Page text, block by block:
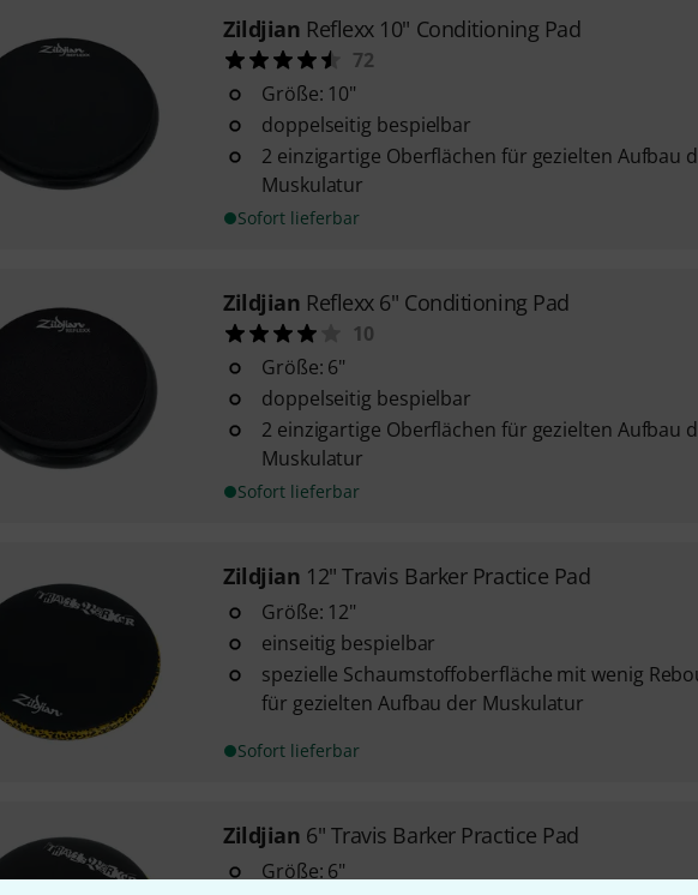
Zildjian Reflexx 10" Conditioning Pad
72
Größe: 10"
doppelseitig bespielbar
2 einzigartige Oberflächen für gezielten Aufbau
Muskulatur
Sofort lieferbar
Zildjian Reflexx 6" Conditioning Pad
10
Größe: 6"
doppelseitig bespielbar
2 einzigartige Oberflächen für gezielten Aufbau
Muskulatur
Sofort lieferbar
Zildjian 12" Travis Barker Practice Pad
Größe: 12"
einseitig bespielbar
spezielle Schaumstoffoberfläche mit wenig
für gezielten Aufbau der Muskulatur
Sofort lieferbar
Zildjian 6" Travis Barker Practice Pad
Größe: 6"